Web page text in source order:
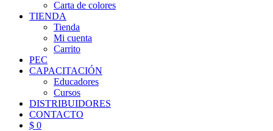
Carta de colores
TIENDA
Tienda
Mi cuenta
Carrito
PEC
CAPACITACIÓN
Educadores
Cursos
DISTRIBUIDORES
CONTACTO
$ 0